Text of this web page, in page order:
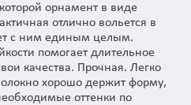
орнамент в виде
отлично вольется в
с ним единым целым.
помогает длительное
качества. Прочная. Легко
хорошо держит форму,
оттенки по